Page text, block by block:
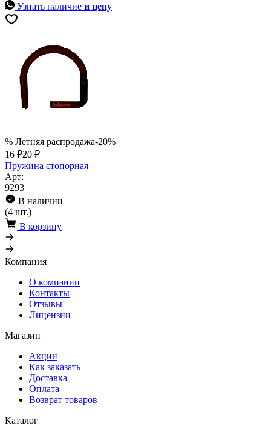
Узнать наличие и цену
% Летняя распродажа-20%
16 ₽20 ₽
Пружина стопорная
Арт:
9293
В наличии
(4 шт.)
В корзину
Компания
О компании
Контакты
Отзывы
Лицензии
Магазин
Акции
Как заказать
Доставка
Оплата
Возврат товаров
Каталог